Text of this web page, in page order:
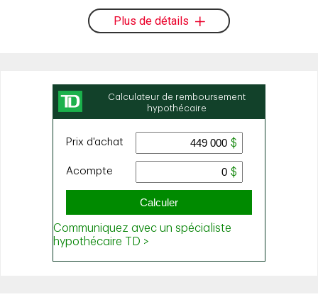
Plus de détails